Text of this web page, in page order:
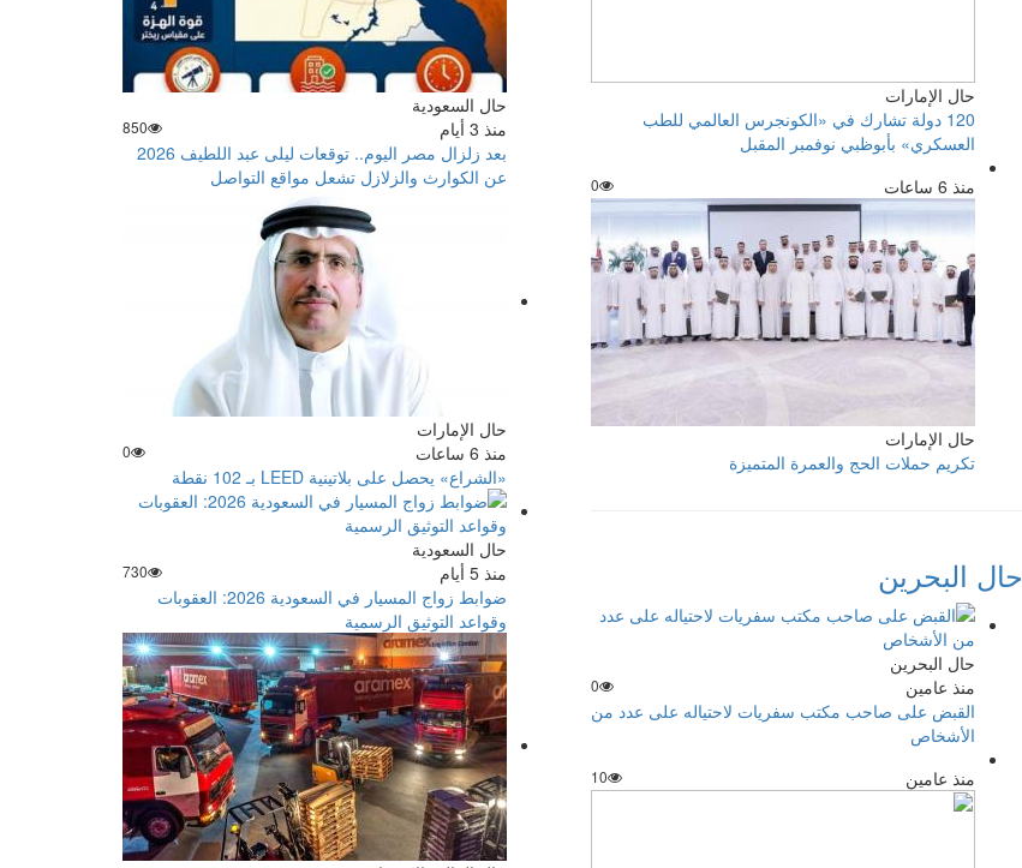
حال الإمارات
120 دولة تشارك في «الكونجرس العالمي للطب
العسكري» بأبوظبي نوفمبر المقبل
منذ 6 ساعات
0
حال الإمارات
تكريم حملات الحج والعمرة المتميزة
حال البحرين
حال البحرين
منذ عامين
0
القبض على صاحب مكتب سفريات لاحتياله على عدد من
الأشخاص
منذ عامين
10
حال السعودية
منذ 3 أيام
850
بعد زلزال مصر اليوم.. توقعات ليلى عبد اللطيف 2026
عن الكوارث والزلازل تشعل مواقع التواصل
حال الإمارات
منذ 6 ساعات
0
«الشراع» يحصل على بلاتينية LEED بـ 102 نقطة
حال السعودية
منذ 5 أيام
730
ضوابط زواج المسيار في السعودية 2026: العقوبات
وقواعد التوثيق الرسمية